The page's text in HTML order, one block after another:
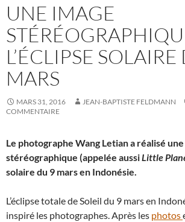
UNE IMAGE
L’ÉCLIPSE
MARS
MARS 31, 2016 JEAN-BAPTISTE FELDMANN
COMMENTAIRE
Le photographe Wang Letian a réalisé une
stéréographique (appelée aussiLittle
solaire du 9 mars en Indonésie.
L’éclipse totale de Soleil du 9 mars en
inspiré les photographes. Après les photos